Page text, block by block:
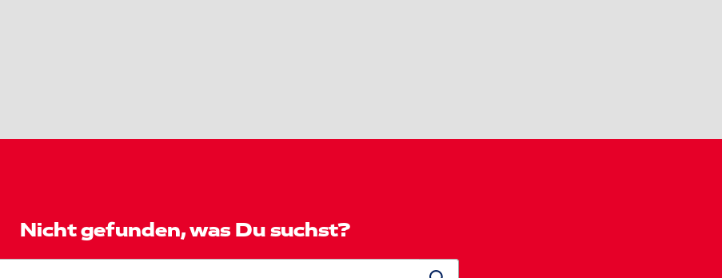
Nicht gefunden, was Du suchst?